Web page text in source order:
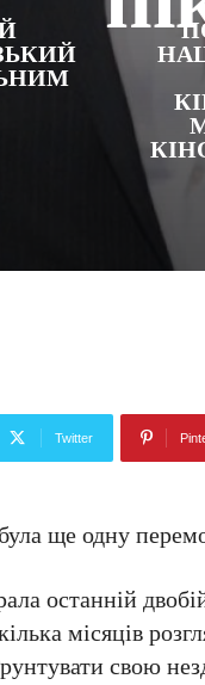
Twitter
ще одну
останній
місяців
свою